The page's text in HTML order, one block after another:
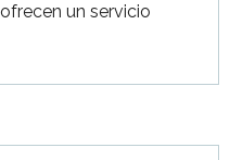
un servicio